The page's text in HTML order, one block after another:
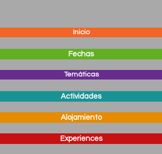
Inicio
Fechas
Temáticas
Actividades
Alojamiento
Experiences